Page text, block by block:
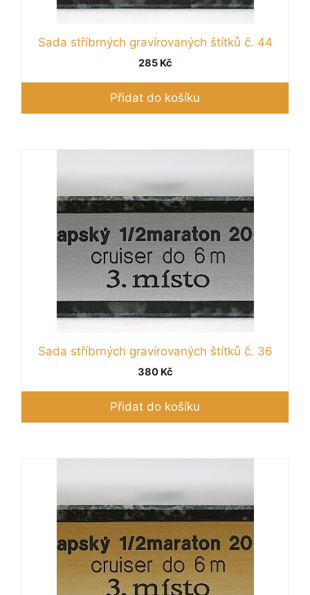
Sada stříbrných gravírovaných štítků č. 44
285 Kč
Přidat do košíku
Sada stříbrných gravírovaných štítků č. 36
380 Kč
Přidat do košíku